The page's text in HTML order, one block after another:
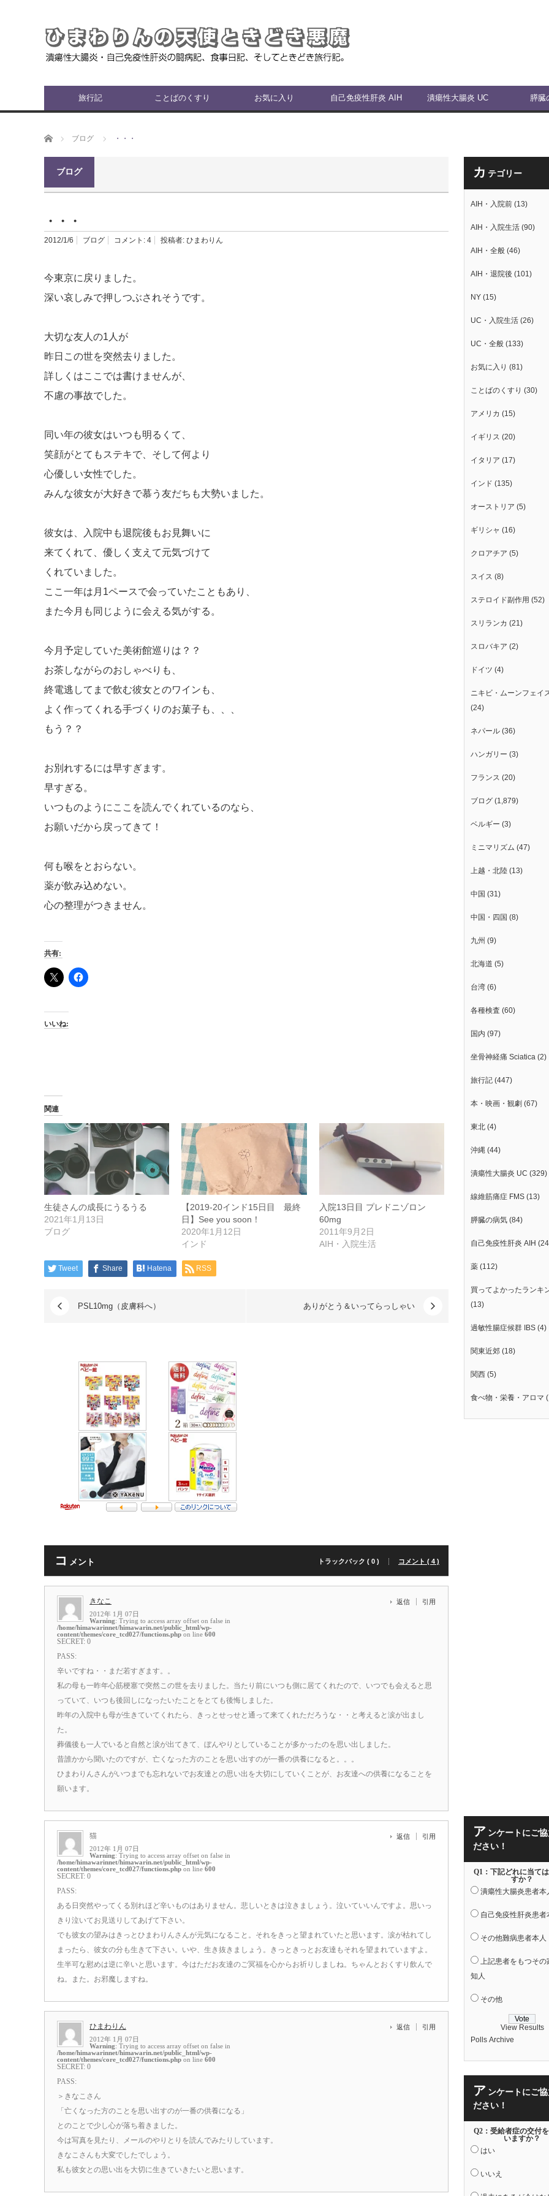
旅行記 ことばのくすり お気に入り 自己免疫性肝炎 AIH 潰瘍性大腸炎 UC 膵臓
ホーム ブログ ・・・
ブログ
・・・
2012/1/6 ブログ コメント: 4 投稿者: ひまわりん
今東京に戻りました。
深い哀しみで押しつぶされそうです。
大切な友人の1人が
昨日この世を突然去りました。
詳しくはここでは書けませんが、
不慮の事故でした。
同い年の彼女はいつも明るくて、
笑顔がとてもステキで、そして何より
心優しい女性でした。
みんな彼女が大好きで慕う友だちも大勢いました。
彼女は、入院中も退院後もお見舞いに
来てくれて、優しく支えて元気づけて
くれていました。
ここ一年は月1ペースで会っていたこともあり、
また今月も同じように会える気がする。
今月予定していた美術館巡りは？？
お茶しながらのおしゃべりも、
終電逃してまで飲む彼女とのワインも、
よく作ってくれる手づくりのお菓子も、、、
もう？？
お別れするには早すぎます。
早すぎる。
いつものようにここを読んでくれているのなら、
お願いだから戻ってきて！
何も喉をとおらない。
薬が飲み込めない。
心の整理がつきません。
共有:
いいね:
関連
生徒さんの成長にうるうる
2021年1月13日
ブログ
【2019-20インド15日目 最終
日】See you soon！
2020年1月12日
インド
入院13日目 プレドニゾロン
60mg
2011年9月2日
AIH・入院生活
Tweet Share Hatena RSS
PSL10mg（皮膚科へ） ありがとう＆いってらっしゃい
コ メント トラックバック ( 0 ) コメント ( 4 )
きなこ
2012年 1月 07日
Warning: Trying to access array offset on false in
/home/himawarinnet/himawarin.net/public_html/wp-
content/themes/core_tcd027/functions.php on line 600
返信 引用
SECRET: 0
PASS:
辛いですね・・まだ若すぎます。。
私の母も一昨年心筋梗塞で突然この世を去りました。当たり前にいつも側に居てくれたので、いつでも会えると思
っていて、いつも後回しになったいたことをとても後悔しました。
昨年の入院中も母が生きていてくれたら、きっとせっせと通って来てくれただろうな・・と考えると涙が出まし
た。
葬儀後も一人でいると自然と涙が出てきて、ぼんやりとしていることが多かったのを思い出しました。
昔誰かから聞いたのですが、亡くなった方のことを思い出すのが一番の供養になると。。。
ひまわりんさんがいつまでも忘れないでお友達との思い出を大切にしていくことが、お友達への供養になることを
願います。
猫
2012年 1月 07日
Warning: Trying to access array offset on false in
/home/himawarinnet/himawarin.net/public_html/wp-
content/themes/core_tcd027/functions.php on line 600
返信 引用
SECRET: 0
PASS:
ある日突然やってくる別れほど辛いものはありません。悲しいときは泣きましょう。泣いていいんですよ。思いっ
きり泣いてお見送りしてあげて下さい。
でも彼女の望みはきっとひまわりんさんが元気になること。それをきっと望まれていたと思います。涙が枯れてし
まったら、彼女の分も生きて下さい。いや、生き抜きましょう。きっときっとお友達もそれを望まれていますよ。
生半可な慰めは逆に辛いと思います。今はただお友達のご冥福を心からお祈りしましね。ちゃんとおくすり飲んで
ね。また。お邪魔しますね。
ひまわりん
2012年 1月 07日
Warning: Trying to access array offset on false in
/home/himawarinnet/himawarin.net/public_html/wp-
content/themes/core_tcd027/functions.php on line 600
返信 引用
SECRET: 0
PASS:
＞きなこさん
「亡くなった方のことを思い出すのが一番の供養になる」
とのことで少し心が落ち着きました。
今は写真を見たり、メールのやりとりを読んでみたりしています。
きなこさんも大変でしたでしょう。
私も彼女との思い出を大切に生きていきたいと思います。
カ テゴリー
AIH・入院前 (13)
AIH・入院生活 (90)
AIH・全般 (46)
AIH・退院後 (101)
NY (15)
UC・入院生活 (26)
UC・全般 (133)
お気に入り (81)
ことばのくすり (30)
アメリカ (15)
イギリス (20)
イタリア (17)
インド (135)
オーストリア (5)
ギリシャ (16)
クロアチア (5)
スイス (8)
ステロイド副作用 (52)
スリランカ (21)
スロバキア (2)
ドイツ (4)
ニキビ・ムーンフェイ
(24)
ネパール (36)
ハンガリー (3)
フランス (20)
ブログ (1,879)
ベルギー (3)
ミニマリズム (47)
上越・北陸 (13)
中国 (31)
中国・四国 (8)
九州 (9)
北海道 (5)
台湾 (6)
各種検査 (60)
国内 (97)
坐骨神経痛 Sciatica (2)
旅行記 (447)
本・映画・観劇 (67)
東北 (4)
沖縄 (44)
潰瘍性大腸炎 UC (329)
線維筋痛症 FMS (13)
膵臓の病気 (84)
自己免疫性肝炎 AIH
薬 (112)
買ってよかったランキ
(13)
過敏性腸症候群 IBS (4)
関東近郊 (18)
関西 (5)
食べ物・栄養・アロマ
ア ンケートにご
ださい！
Q1：下記どれに当て
すか？
潰瘍性大腸炎患者本
自己免疫性肝炎患者
その他難病患者本人
上記患者をもつその
知人
その他
View Results
Polls Archive
ア ンケートにご
ださい！
Q2：受給者症の交付
いますか？
はい
いいえ